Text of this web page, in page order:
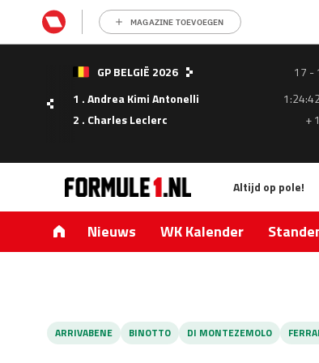
MAGAZINE TOEVOEGEN
GP BELGIË 2026
17 -
1 . Andrea Kimi Antonelli
2 . Charles Leclerc
+
Altijd op pole!
Nieuws WK Kalender
ARRIVABENE BINOTTO DI MONTEZEMOLO